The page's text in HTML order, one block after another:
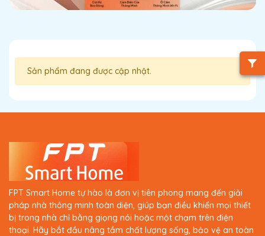
Sản phẩm đang được cập nhật.
FPT Smart Home tự hào là đơn vị tiên phong mang đến giải
pháp nhà thông minh toàn diện, giúp bạn điều khiển mọi thiết
bị trong nhà chỉ bằng giọng nói hoặc một chạm trên điện
thoại. Hãy bắt đầu nâng tầm chất lượng sống, bảo vệ an toàn